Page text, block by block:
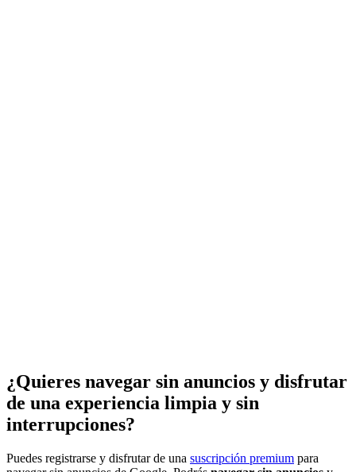
¿Quieres navegar sin anuncios y disfrutar
de una experiencia limpia y sin
interrupciones?
Puedes registrarse y disfrutar de una suscripción premium para